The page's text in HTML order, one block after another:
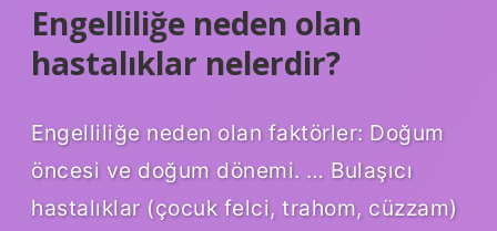
Engelliliğe neden olan
hastalıklar nelerdir?
Engelliliğe neden olan faktörler: Doğum
öncesi ve doğum dönemi. … Bulaşıcı
hastalıklar (çocuk felci, trahom, cüzzam)